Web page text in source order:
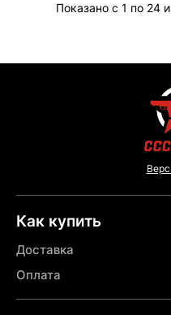
Показано с 1 по 24
Как купить
Доставка
Оплата